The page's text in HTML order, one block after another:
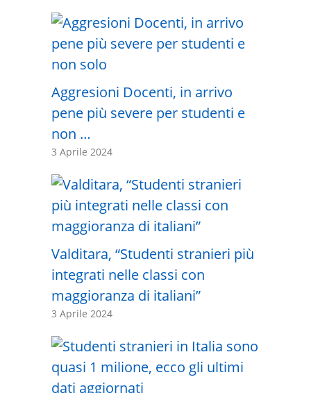
Aggresioni Docenti, in arrivo
pene più severe per studenti e
non …
3 Aprile 2024
Valditara, “Studenti stranieri più
integrati nelle classi con
maggioranza di italiani”
3 Aprile 2024